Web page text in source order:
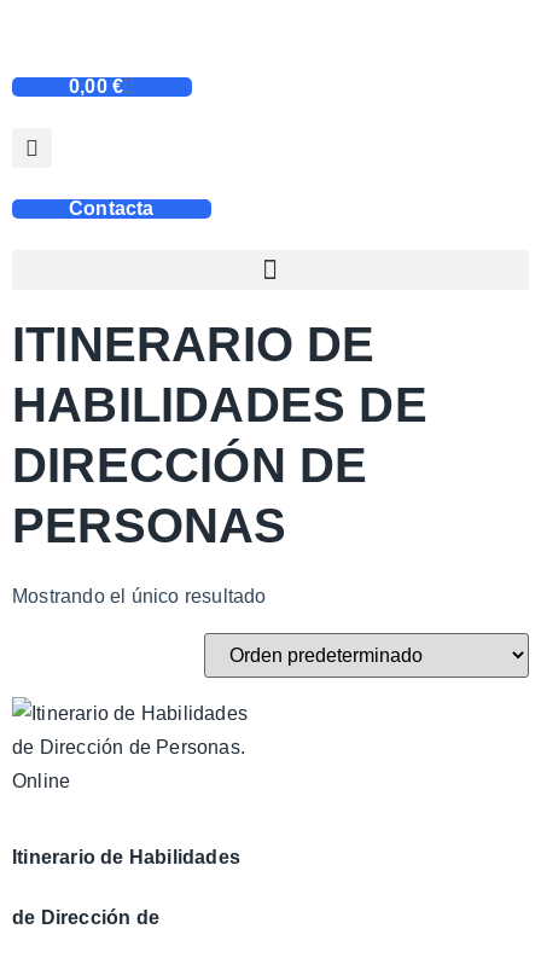
0,00 €
Contacta
ITINERARIO DE
HABILIDADES DE
DIRECCIÓN DE
PERSONAS
Mostrando el único resultado
Itinerario de Habilidades
de Dirección de